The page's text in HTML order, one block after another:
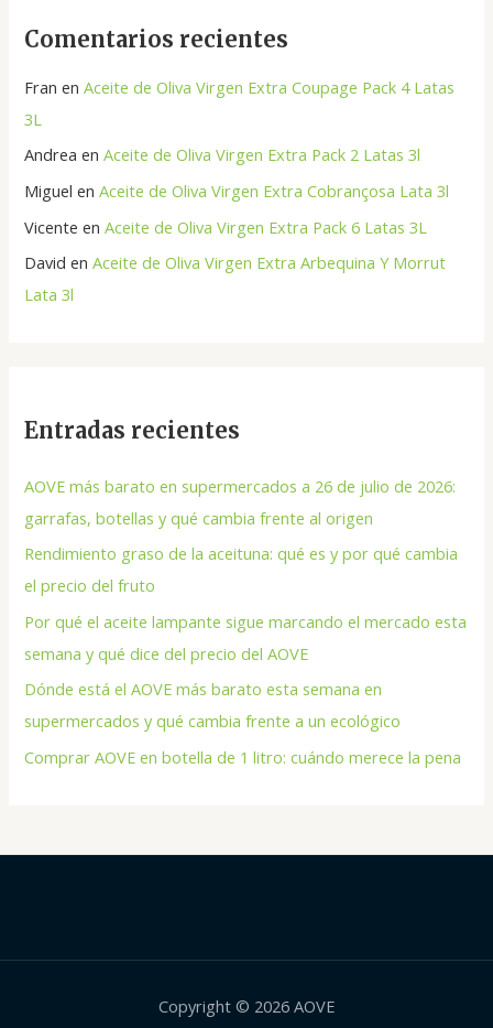
Comentarios recientes
Fran enAceite de Oliva Virgen Extra Coupage Pack 4 Latas
3L
Andrea enAceite de Oliva Virgen Extra Pack 2 Latas 3l
Miguel enAceite de Oliva Virgen Extra Cobrançosa Lata 3l
Vicente enAceite de Oliva Virgen Extra Pack 6 Latas 3L
David enAceite de Oliva Virgen Extra Arbequina Y Morrut
Lata 3l
Entradas recientes
AOVE más barato en supermercados a 26 de julio de 2026:
garrafas, botellas y qué cambia frente al origen
Rendimiento graso de la aceituna: qué es y por qué cambia
el precio del fruto
Por qué el aceite lampante sigue marcando el mercado esta
semana y qué dice del precio del AOVE
Dónde está el AOVE más barato esta semana en
supermercados y qué cambia frente a un ecológico
Comprar AOVE en botella de 1 litro: cuándo merece la pena
Copyright © 2026 AOVE